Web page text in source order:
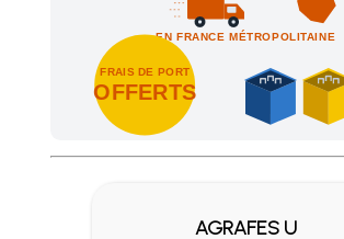
EN FRANCE MÉTROPOLITAINE
FRAIS DE PORT
OFFERTS
Achetez 4 sachets ou boîtes d'agrafes
AGRAFES U